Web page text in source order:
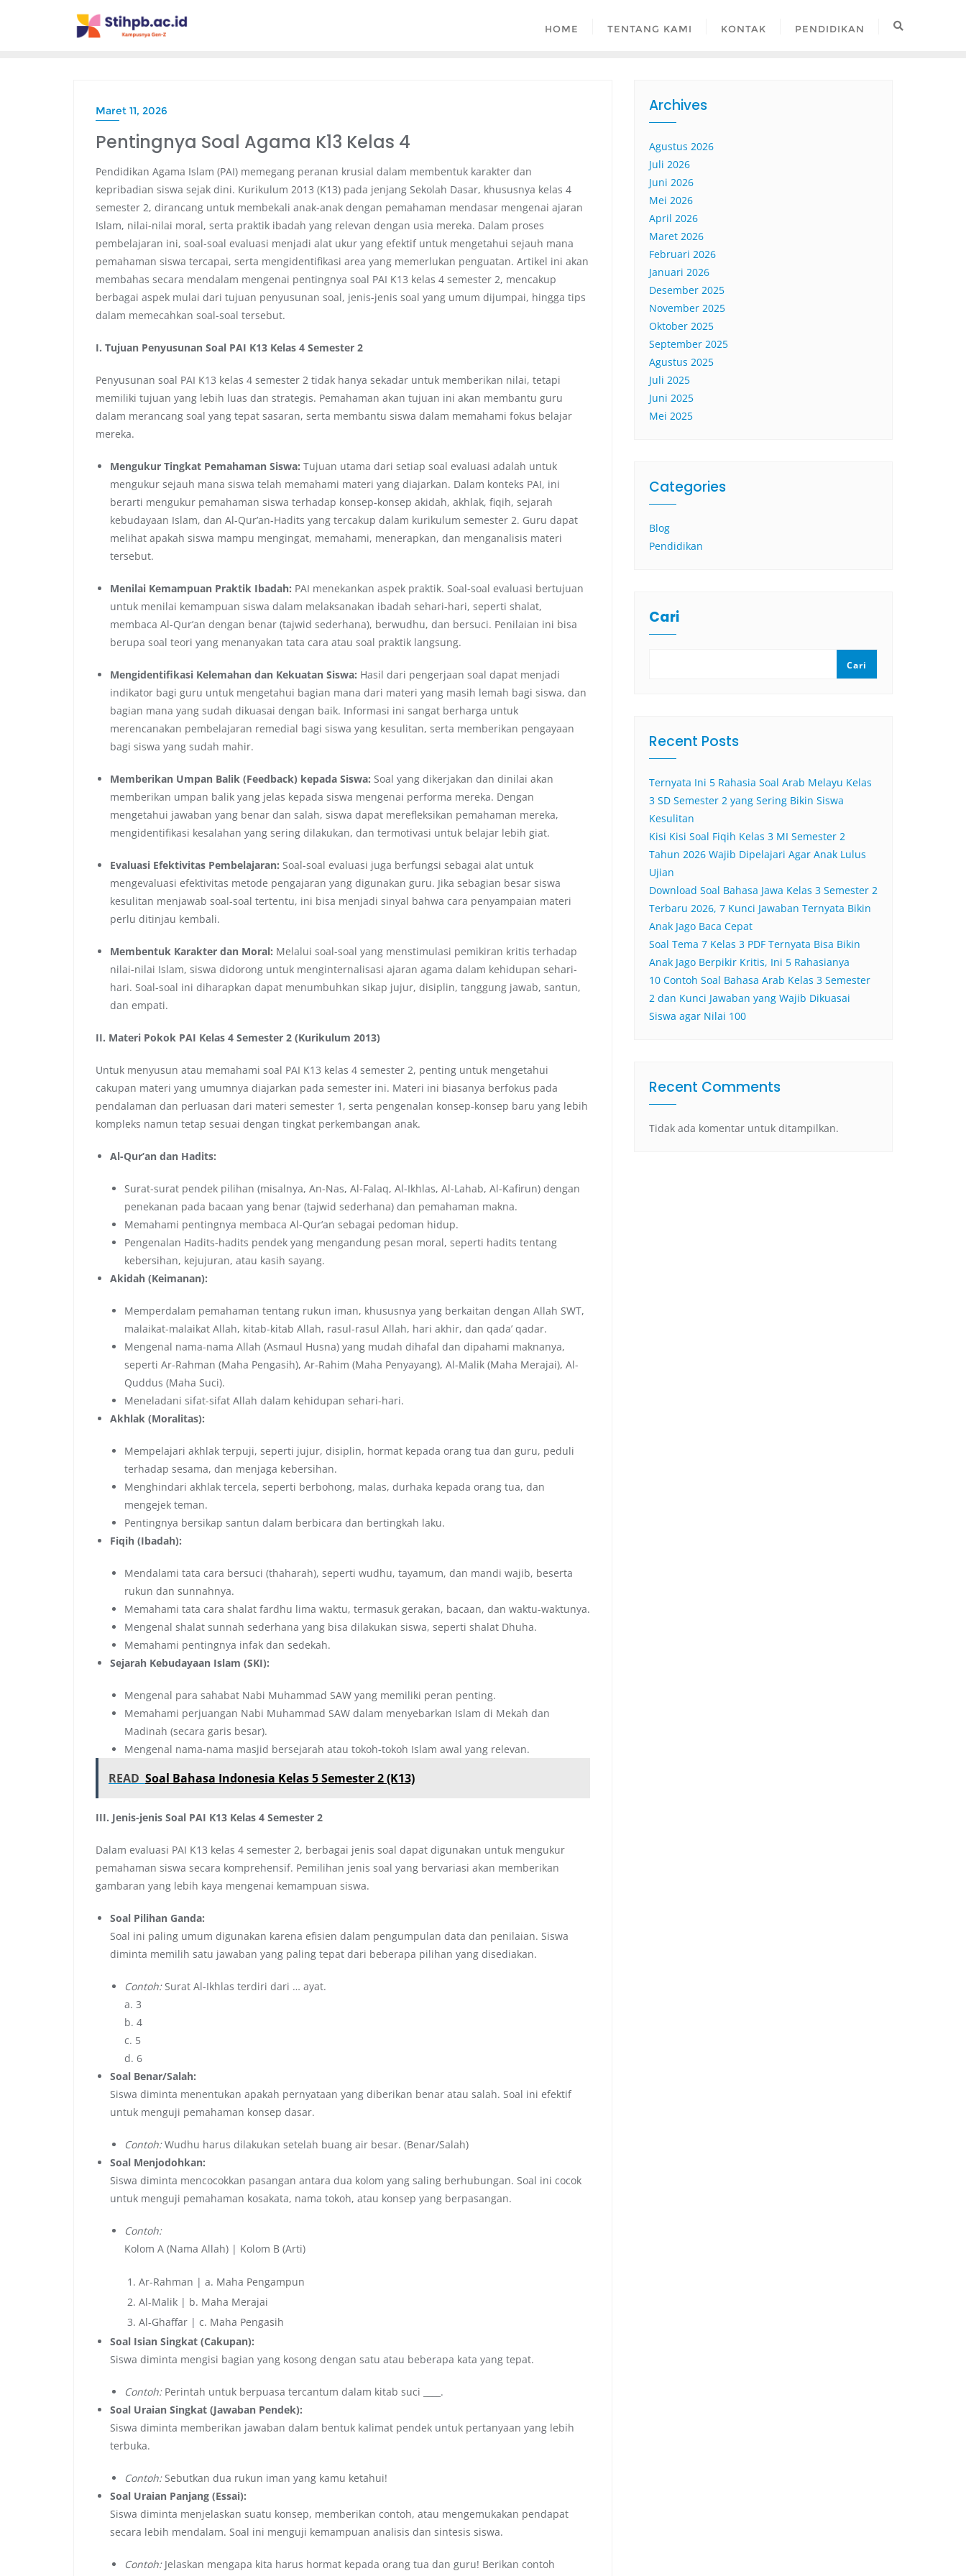
HOME TENTANG KAMI KONTAK PENDIDIKAN
Maret 11, 2026
Pentingnya Soal Agama K13 Kelas 4
Pendidikan Agama Islam (PAI) memegang peranan krusial dalam membentuk karakter dan
kepribadian siswa sejak dini. Kurikulum 2013 (K13) pada jenjang Sekolah Dasar, khususnya kelas 4
semester 2, dirancang untuk membekali anak-anak dengan pemahaman mendasar mengenai ajaran
Islam, nilai-nilai moral, serta praktik ibadah yang relevan dengan usia mereka. Dalam proses
pembelajaran ini, soal-soal evaluasi menjadi alat ukur yang efektif untuk mengetahui sejauh mana
pemahaman siswa tercapai, serta mengidentifikasi area yang memerlukan penguatan. Artikel ini akan
membahas secara mendalam mengenai pentingnya soal PAI K13 kelas 4 semester 2, mencakup
berbagai aspek mulai dari tujuan penyusunan soal, jenis-jenis soal yang umum dijumpai, hingga tips
dalam memecahkan soal-soal tersebut.
I. Tujuan Penyusunan Soal PAI K13 Kelas 4 Semester 2
Penyusunan soal PAI K13 kelas 4 semester 2 tidak hanya sekadar untuk memberikan nilai, tetapi
memiliki tujuan yang lebih luas dan strategis. Pemahaman akan tujuan ini akan membantu guru
dalam merancang soal yang tepat sasaran, serta membantu siswa dalam memahami fokus belajar
mereka.
Mengukur Tingkat Pemahaman Siswa: Tujuan utama dari setiap soal evaluasi adalah untuk
mengukur sejauh mana siswa telah memahami materi yang diajarkan. Dalam konteks PAI, ini
berarti mengukur pemahaman siswa terhadap konsep-konsep akidah, akhlak, fiqih, sejarah
kebudayaan Islam, dan Al-Qur’an-Hadits yang tercakup dalam kurikulum semester 2. Guru dapat
melihat apakah siswa mampu mengingat, memahami, menerapkan, dan menganalisis materi
tersebut.
Menilai Kemampuan Praktik Ibadah: PAI menekankan aspek praktik. Soal-soal evaluasi bertujuan
untuk menilai kemampuan siswa dalam melaksanakan ibadah sehari-hari, seperti shalat,
membaca Al-Qur’an dengan benar (tajwid sederhana), berwudhu, dan bersuci. Penilaian ini bisa
berupa soal teori yang menanyakan tata cara atau soal praktik langsung.
Mengidentifikasi Kelemahan dan Kekuatan Siswa: Hasil dari pengerjaan soal dapat menjadi
indikator bagi guru untuk mengetahui bagian mana dari materi yang masih lemah bagi siswa, dan
bagian mana yang sudah dikuasai dengan baik. Informasi ini sangat berharga untuk
merencanakan pembelajaran remedial bagi siswa yang kesulitan, serta memberikan pengayaan
bagi siswa yang sudah mahir.
Memberikan Umpan Balik (Feedback) kepada Siswa: Soal yang dikerjakan dan dinilai akan
memberikan umpan balik yang jelas kepada siswa mengenai performa mereka. Dengan
mengetahui jawaban yang benar dan salah, siswa dapat merefleksikan pemahaman mereka,
mengidentifikasi kesalahan yang sering dilakukan, dan termotivasi untuk belajar lebih giat.
Evaluasi Efektivitas Pembelajaran: Soal-soal evaluasi juga berfungsi sebagai alat untuk
mengevaluasi efektivitas metode pengajaran yang digunakan guru. Jika sebagian besar siswa
kesulitan menjawab soal-soal tertentu, ini bisa menjadi sinyal bahwa cara penyampaian materi
perlu ditinjau kembali.
Membentuk Karakter dan Moral: Melalui soal-soal yang menstimulasi pemikiran kritis terhadap
nilai-nilai Islam, siswa didorong untuk menginternalisasi ajaran agama dalam kehidupan sehari-
hari. Soal-soal ini diharapkan dapat menumbuhkan sikap jujur, disiplin, tanggung jawab, santun,
dan empati.
II. Materi Pokok PAI Kelas 4 Semester 2 (Kurikulum 2013)
Untuk menyusun atau memahami soal PAI K13 kelas 4 semester 2, penting untuk mengetahui
cakupan materi yang umumnya diajarkan pada semester ini. Materi ini biasanya berfokus pada
pendalaman dan perluasan dari materi semester 1, serta pengenalan konsep-konsep baru yang lebih
kompleks namun tetap sesuai dengan tingkat perkembangan anak.
Al-Qur’an dan Hadits:
Surat-surat pendek pilihan (misalnya, An-Nas, Al-Falaq, Al-Ikhlas, Al-Lahab, Al-Kafirun) dengan
penekanan pada bacaan yang benar (tajwid sederhana) dan pemahaman makna.
Memahami pentingnya membaca Al-Qur’an sebagai pedoman hidup.
Pengenalan Hadits-hadits pendek yang mengandung pesan moral, seperti hadits tentang
kebersihan, kejujuran, atau kasih sayang.
Akidah (Keimanan):
Memperdalam pemahaman tentang rukun iman, khususnya yang berkaitan dengan Allah SWT,
malaikat-malaikat Allah, kitab-kitab Allah, rasul-rasul Allah, hari akhir, dan qada’ qadar.
Mengenal nama-nama Allah (Asmaul Husna) yang mudah dihafal dan dipahami maknanya,
seperti Ar-Rahman (Maha Pengasih), Ar-Rahim (Maha Penyayang), Al-Malik (Maha Merajai), Al-
Quddus (Maha Suci).
Meneladani sifat-sifat Allah dalam kehidupan sehari-hari.
Akhlak (Moralitas):
Mempelajari akhlak terpuji, seperti jujur, disiplin, hormat kepada orang tua dan guru, peduli
terhadap sesama, dan menjaga kebersihan.
Menghindari akhlak tercela, seperti berbohong, malas, durhaka kepada orang tua, dan
mengejek teman.
Pentingnya bersikap santun dalam berbicara dan bertingkah laku.
Fiqih (Ibadah):
Mendalami tata cara bersuci (thaharah), seperti wudhu, tayamum, dan mandi wajib, beserta
rukun dan sunnahnya.
Memahami tata cara shalat fardhu lima waktu, termasuk gerakan, bacaan, dan waktu-waktunya.
Mengenal shalat sunnah sederhana yang bisa dilakukan siswa, seperti shalat Dhuha.
Memahami pentingnya infak dan sedekah.
Sejarah Kebudayaan Islam (SKI):
Mengenal para sahabat Nabi Muhammad SAW yang memiliki peran penting.
Memahami perjuangan Nabi Muhammad SAW dalam menyebarkan Islam di Mekah dan
Madinah (secara garis besar).
Mengenal nama-nama masjid bersejarah atau tokoh-tokoh Islam awal yang relevan.
READ Soal Bahasa Indonesia Kelas 5 Semester 2 (K13)
III. Jenis-jenis Soal PAI K13 Kelas 4 Semester 2
Dalam evaluasi PAI K13 kelas 4 semester 2, berbagai jenis soal dapat digunakan untuk mengukur
pemahaman siswa secara komprehensif. Pemilihan jenis soal yang bervariasi akan memberikan
gambaran yang lebih kaya mengenai kemampuan siswa.
Soal Pilihan Ganda:
Soal ini paling umum digunakan karena efisien dalam pengumpulan data dan penilaian. Siswa
diminta memilih satu jawaban yang paling tepat dari beberapa pilihan yang disediakan.
Contoh:Surat Al-Ikhlas terdiri dari … ayat.
a. 3
b. 4
c. 5
d. 6
Soal Benar/Salah:
Siswa diminta menentukan apakah pernyataan yang diberikan benar atau salah. Soal ini efektif
untuk menguji pemahaman konsep dasar.
Contoh:Wudhu harus dilakukan setelah buang air besar. (Benar/Salah)
Soal Menjodohkan:
Siswa diminta mencocokkan pasangan antara dua kolom yang saling berhubungan. Soal ini cocok
untuk menguji pemahaman kosakata, nama tokoh, atau konsep yang berpasangan.
Contoh:
Kolom A (Nama Allah) | Kolom B (Arti)
Ar-Rahman | a. Maha Pengampun
Al-Malik | b. Maha Merajai
Al-Ghaffar | c. Maha Pengasih
Soal Isian Singkat (Cakupan):
Siswa diminta mengisi bagian yang kosong dengan satu atau beberapa kata yang tepat.
Contoh:Perintah untuk berpuasa tercantum dalam kitab suci ____.
Soal Uraian Singkat (Jawaban Pendek):
Siswa diminta memberikan jawaban dalam bentuk kalimat pendek untuk pertanyaan yang lebih
terbuka.
Contoh:Sebutkan dua rukun iman yang kamu ketahui!
Soal Uraian Panjang (Essai):
Siswa diminta menjelaskan suatu konsep, memberikan contoh, atau mengemukakan pendapat
secara lebih mendalam. Soal ini menguji kemampuan analisis dan sintesis siswa.
Contoh:Jelaskan mengapa kita harus hormat kepada orang tua dan guru! Berikan contoh
Archives
Agustus 2026
Juli 2026
Juni 2026
Mei 2026
April 2026
Maret 2026
Februari 2026
Januari 2026
Desember 2025
November 2025
Oktober 2025
September 2025
Agustus 2025
Juli 2025
Juni 2025
Mei 2025
Categories
Blog
Pendidikan
Cari
Cari
Recent Posts
Ternyata Ini 5 Rahasia Soal Arab Melayu Kelas
3 SD Semester 2 yang Sering Bikin Siswa
Kesulitan
Kisi Kisi Soal Fiqih Kelas 3 MI Semester 2
Tahun 2026 Wajib Dipelajari Agar Anak Lulus
Ujian
Download Soal Bahasa Jawa Kelas 3 Semester 2
Terbaru 2026, 7 Kunci Jawaban Ternyata Bikin
Anak Jago Baca Cepat
Soal Tema 7 Kelas 3 PDF Ternyata Bisa Bikin
Anak Jago Berpikir Kritis, Ini 5 Rahasianya
10 Contoh Soal Bahasa Arab Kelas 3 Semester
2 dan Kunci Jawaban yang Wajib Dikuasai
Siswa agar Nilai 100
Recent Comments
Tidak ada komentar untuk ditampilkan.